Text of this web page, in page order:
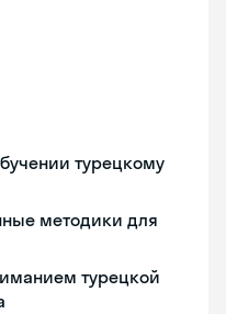
турецкому
методики для
турецкой